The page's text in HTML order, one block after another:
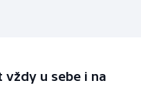
u sebe i na